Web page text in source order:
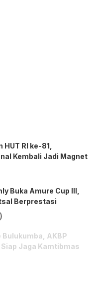
HUT RI ke-81,
Kembali Jadi Magnet
Buka Amure Cup III,
Berprestasi
Bulukumba, AKBP
Jaga Kamtibmas